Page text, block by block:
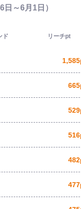
～6月1日）
ド リーチpt